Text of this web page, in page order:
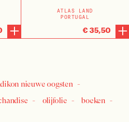
ATLAS LAND
PORTUGAL
€ 35,50
nieuwe oogsten
olijfolie
boeken